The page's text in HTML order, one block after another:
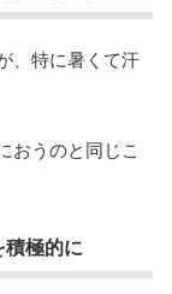
、特に暑くて汗
おうのと同じこ
積極的に